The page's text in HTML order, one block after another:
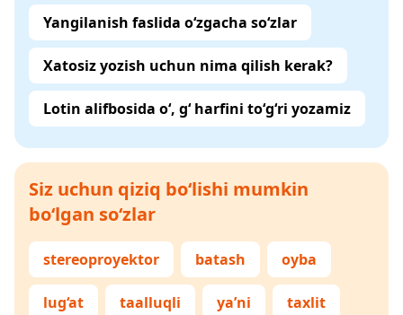
Yangilanish faslida o‘zgacha so‘zlar
Xatosiz yozish uchun nima qilish kerak?
Lotin alifbosida o‘, g‘ harfini to‘g‘ri yozamiz
Siz uchun qiziq bo‘lishi mumkin
bo‘lgan so‘zlar
stereoproyektor batash oyba
lug‘at taalluqli ya’ni taxlit